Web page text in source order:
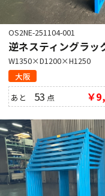
OS2NE-251104-001
逆ネスティングラッ
W1350×D1200×H1250
大阪
あと 53 点 ￥